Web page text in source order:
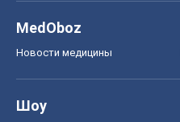
MedOboz
Новости медицины
Шоу